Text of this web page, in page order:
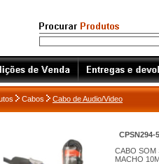
Cabos Cabo de Audio/Video
CPSN294-5
CABO SOM
MACHO